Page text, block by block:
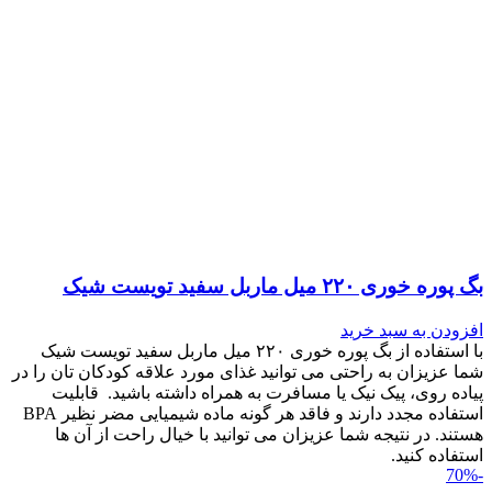
بگ پوره خوری ۲۲۰ میل ماربل سفید تویست شیک
افزودن به سبد خرید
با استفاده از بگ پوره خوری ۲۲۰ میل ماربل سفید تویست شیک
شما عزیزان به راحتی می توانید غذای مورد علاقه کودکان تان را در
پیاده روی، پیک نیک یا مسافرت به همراه داشته باشید. قابلیت
استفاده مجدد دارند و فاقد هر گونه ماده شیمیایی مضر نظیر BPA
هستند. در نتیجه شما عزیزان می توانید با خیال راحت از آن ها
استفاده کنید.
-70%